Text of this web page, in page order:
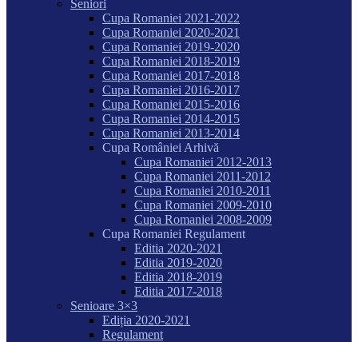
Seniori
Cupa Romaniei 2021-2022
Cupa Romaniei 2020-2021
Cupa Romaniei 2019-2020
Cupa Romaniei 2018-2019
Cupa Romaniei 2017-2018
Cupa Romaniei 2016-2017
Cupa Romaniei 2015-2016
Cupa Romaniei 2014-2015
Cupa Romaniei 2013-2014
Cupa României Arhivă
Cupa Romaniei 2012-2013
Cupa Romaniei 2011-2012
Cupa Romaniei 2010-2011
Cupa Romaniei 2009-2010
Cupa Romaniei 2008-2009
Cupa Romaniei Regulament
Editia 2020-2021
Editia 2019-2020
Editia 2018-2019
Editia 2017-2018
Senioare 3×3
Ediția 2020-2021
Regulament